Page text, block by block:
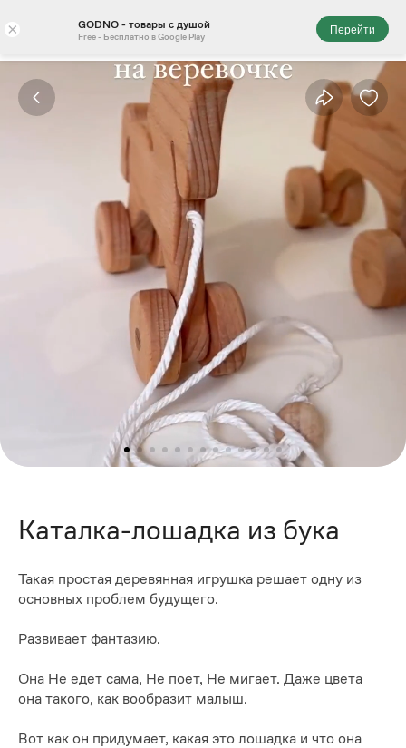
× GODNO - товары с душой
Free - Бесплатно в Google Play
Перейти
Каталка-лошадка из бука
Такая простая деревянная игрушка решает одну из
основных проблем будущего.
Развивает фантазию.
Она Не едет сама, Не поет, Не мигает. Даже цвета
она такого, как вообразит малыш.
Вот как он придумает, какая это лошадка и что она